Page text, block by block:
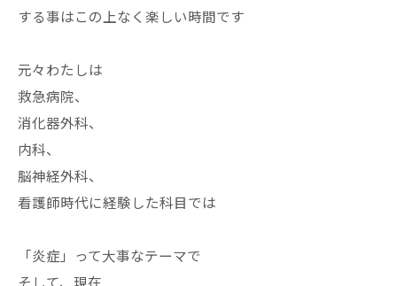
する事はこの上なく楽しい時間です
元々わたしは
救急病院、
消化器外科、
内科、
脳神経外科、
看護師時代に経験した科目では
「炎症」って大事なテーマで
そして、現在